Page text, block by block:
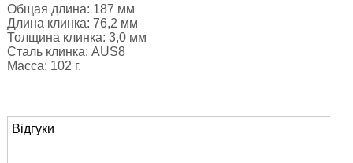
Общая длина: 187 мм
Длина клинка: 76,2 мм
Толщина клинка: 3,0 мм
Сталь клинка: AUS8
Масса: 102 г.
Відгуки